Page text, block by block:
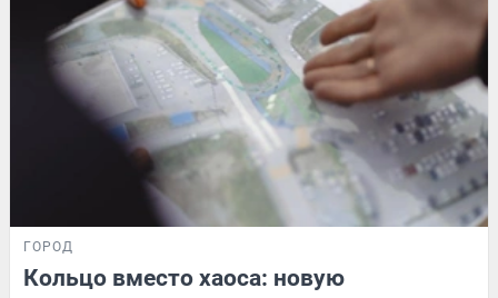
ГОРОД
Кольцо вместо хаоса: новую